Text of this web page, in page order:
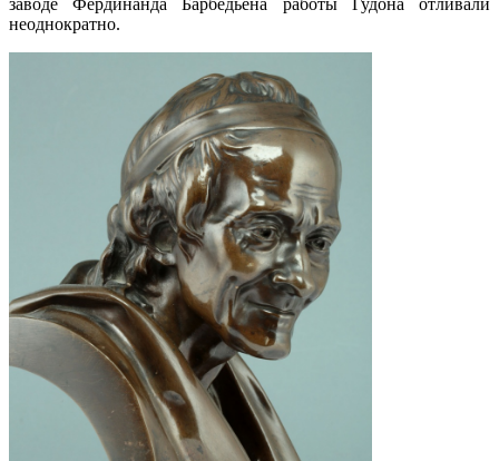
заводе Фердинанда Барбедьена работы Гудона отливали
неоднократно.